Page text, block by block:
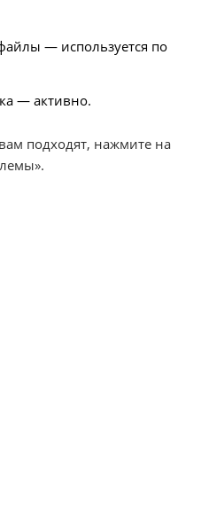
— используется по
— активно.
подходят, нажмите на